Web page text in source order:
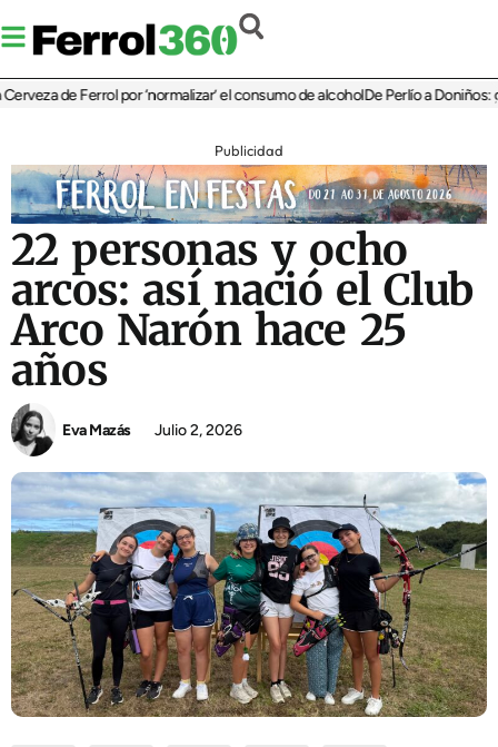
Ferrol por ‘normalizar’ el consumo de alcoholDe Perlío a Doniños: guía
Publicidad
22 personas y ocho
arcos: así nació el Club
Arco Narón hace 25
años
Eva Mazás Julio 2, 2026